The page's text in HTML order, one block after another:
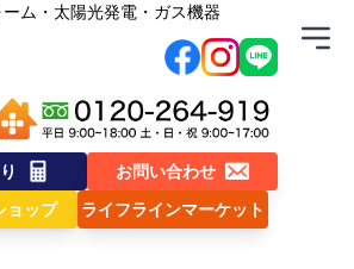
ム・太陽光発電・ガス機器
お問い合わせ
ョップ
ライフラインマーケット